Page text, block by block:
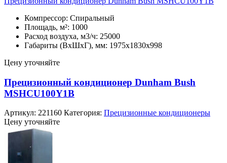
Компрессор: Спиральный
Площадь, м²: 1000
Расход воздуха, м3/ч: 25000
Габариты (ВхШхГ), мм: 1975х1830х998
Цену уточняйте
Прецизионный кондиционер Dunham Bush
MSHCU100Y1B
Артикул: 221160 Категория: Прецизионные кондиционеры
Цену уточняйте